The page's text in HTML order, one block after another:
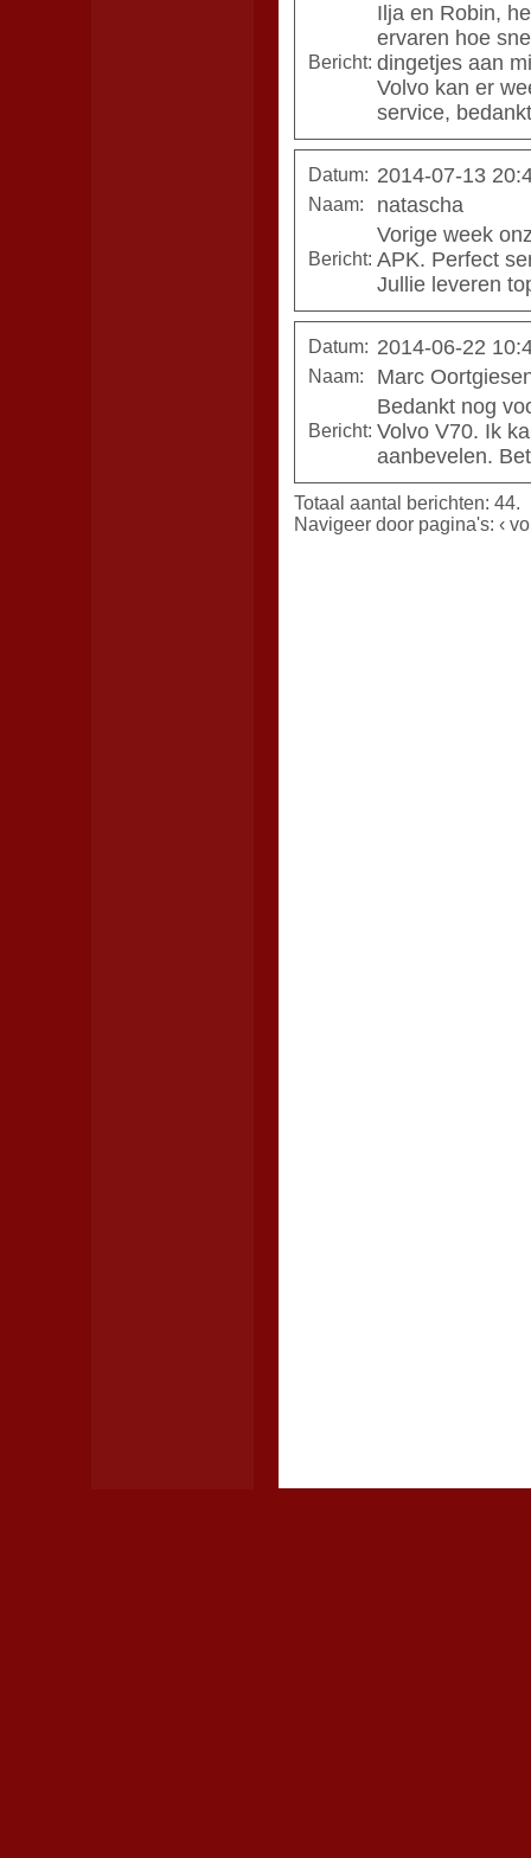
Bericht:
Ilja en Robin,
ervaren hoe
dingetjes aan
Volvo kan er
service,
Datum: 2014-07-13
Naam: natascha
Bericht:
Vorige week
APK. Perfect
Jullie leveren
Datum: 2014-06-22
Naam: Marc
Bericht:
Bedankt nog
Volvo V70. Ik
aanbevelen.
Totaal aantal berichten: 44.
Navigeer door pagina's: ‹